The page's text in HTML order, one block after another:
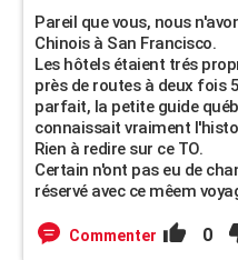
Pareil que vous, nous
Chinois à San Francisco.
Les hôtels étaient trés
près de routes à deux fois
parfait, la petite guide
connaissait vraiment
Rien à redire sur ce TO.
Certain n'ont pas eu de
réservé avec ce mêem
Commenter 0